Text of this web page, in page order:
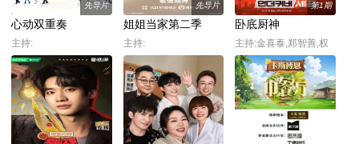
先导片
心动双重奏
主持:
先导片
姐姐当家第二季
主持:
第1期
卧底厨神
主持:金喜泰,郑智善,权
圣晙,金风